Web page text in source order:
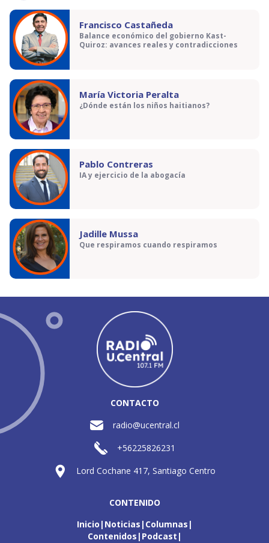
Francisco Castañeda
Balance económico del gobierno Kast-
Quiroz: avances reales y contradicciones
María Victoria Peralta
¿Dónde están los niños haitianos?
Pablo Contreras
IA y ejercicio de la abogacía
Jadille Mussa
Que respiramos cuando respiramos
CONTACTO
radio@ucentral.cl
+56225826231
Lord Cochane 417, Santiago Centro
CONTENIDO
Inicio Noticias Columnas
Contenidos Podcast